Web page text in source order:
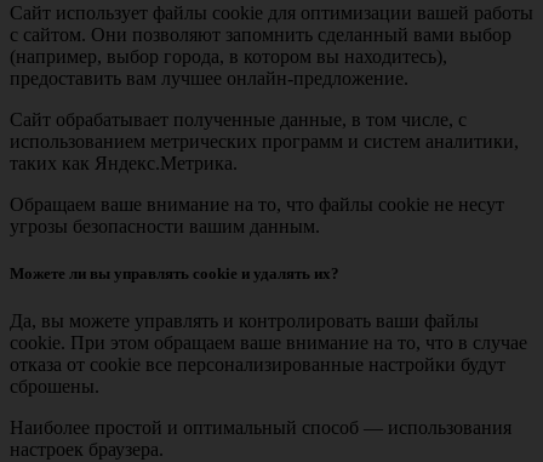
Сайт использует файлы cookie для оптимизации вашей работы
с сайтом. Они позволяют запомнить сделанный вами выбор
(например, выбор города, в котором вы находитесь),
предоставить вам лучшее онлайн-предложение.
Сайт обрабатывает полученные данные, в том числе, с
использованием метрических программ и систем аналитики,
таких как Яндекс.Метрика.
Обращаем ваше внимание на то, что файлы cookie не несут
угрозы безопасности вашим данным.
Можете ли вы управлять cookie и удалять их?
Да, вы можете управлять и контролировать ваши файлы
cookie. При этом обращаем ваше внимание на то, что в случае
отказа от cookie все персонализированные настройки будут
сброшены.
Наиболее простой и оптимальный способ — использования
настроек браузера.